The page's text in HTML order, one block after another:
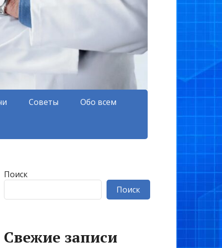
Советы Обо всем
Поиск
Поиск
Свежие записи